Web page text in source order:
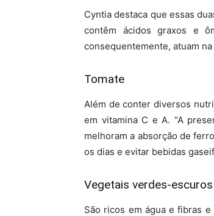
Cyntia destaca que essas
contêm ácidos graxos e
consequentemente, atuam
Tomate
Além de conter diversos
em vitamina C e A. “A
melhoram a absorção de
os dias e evitar bebidas
Vegetais verdes-escuros
São ricos em água e fibras